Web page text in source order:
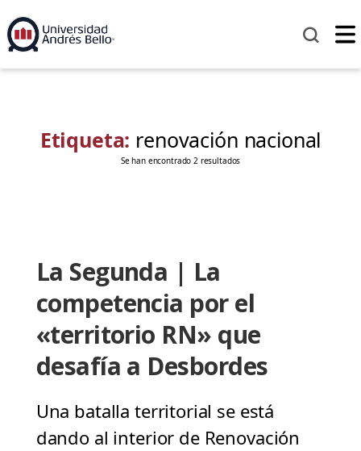
Etiqueta: renovación nacional
Se han encontrado 2 resultados
La Segunda | La
competencia por el
«territorio RN» que
desafía a Desbordes
Una batalla territorial se está
dando al interior de Renovación